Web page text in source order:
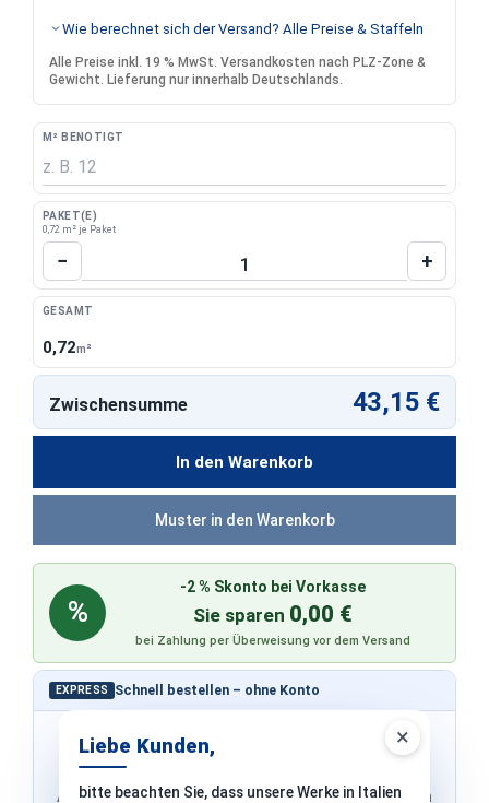
×
Liebe Kunden,
bitte beachten Sie, dass unsere Werke in Italien
Wie berechnet sich der Versand? Alle Preise & Staffeln
Alle Preise inkl. 19 % MwSt. Versandkosten nach PLZ-Zone &
Gewicht. Lieferung nur innerhalb Deutschlands.
M² BENÖTIGT
PAKET(E)
0,72 m² je Paket
Produkt Anzahl: Gib den gewünschten
− +
GESAMT
0,72m²
In den Warenkorb
EXPRESS Schnell bestellen – ohne Konto
Adresse & Versand werden von PayPal übernommen
Zwischensumme 43,15 €
%
-2 % Skonto bei Vorkasse
Sie sparen 0,00 €
bei Zahlung per Überweisung vor dem Versand
Muster in den Warenkorb